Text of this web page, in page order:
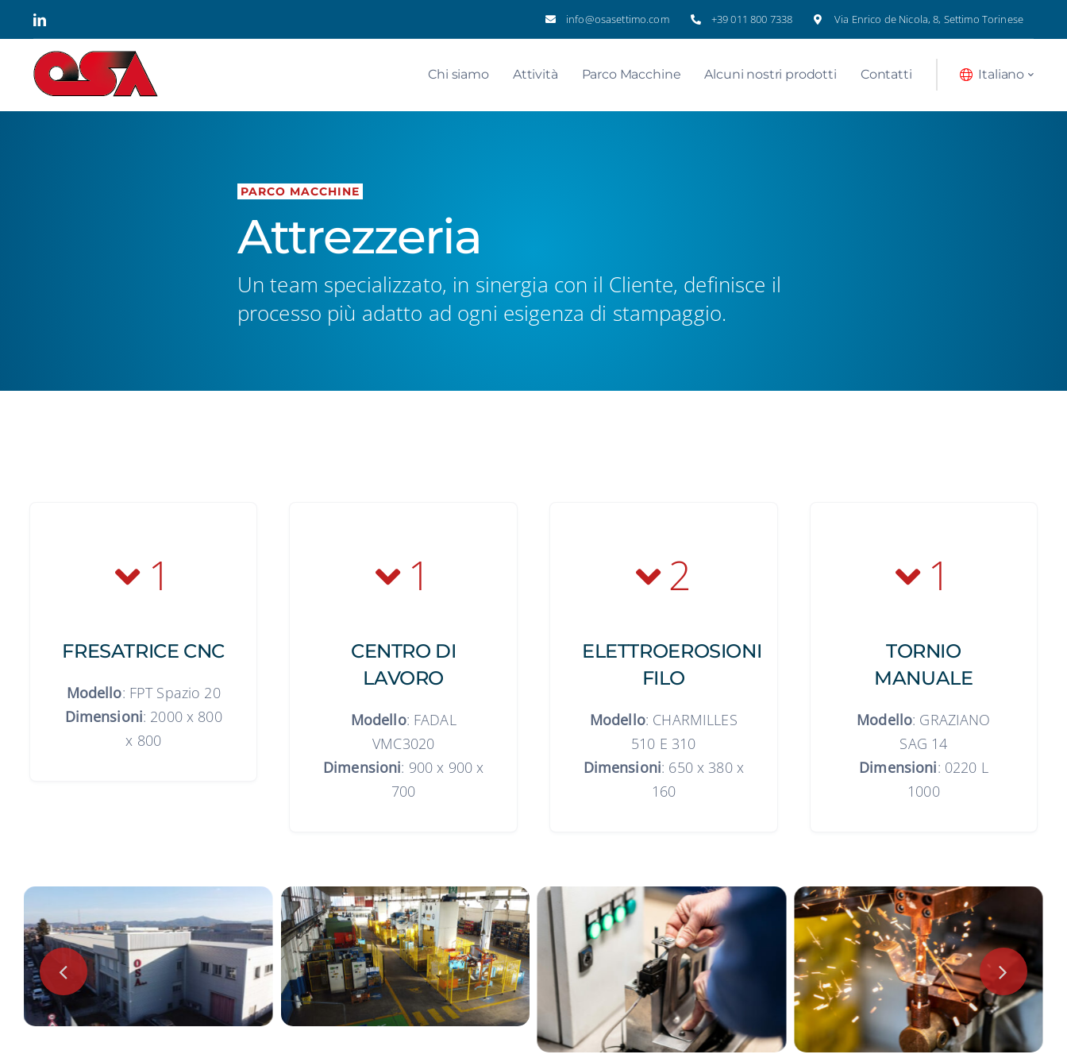
al
contenuto
LinkedIn info@osasettimo.com +39 011 800 7338 Via Enrico de Nicola, 8, Settimo Torinese
Chi siamo Attività Parco Macchine Alcuni nostri prodotti Contatti Italiano
PARCO MACCHINE
Attrezzeria
Un team specializzato, in sinergia con il Cliente, definisce il
processo più adatto ad ogni esigenza di stampaggio.
1
FRESATRICE CNC
Modello: FPT Spazio 20
Dimensioni: 2000 x 800
x 800
1
CENTRO DI
LAVORO
Modello: FADAL
VMC3020
Dimensioni: 900 x 900 x
700
2
ELETTROEROSIONI
FILO
Modello: CHARMILLES
510 E 310
Dimensioni: 650 x 380 x
160
1
TORNIO
MANUALE
Modello: GRAZIANO
SAG 14
Dimensioni: 0220 L
1000